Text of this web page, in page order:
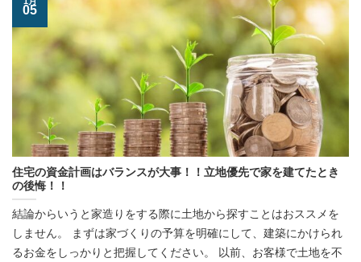
住宅の資金計画はバランスが大事！！立地優先で家を建てたとき
の後悔！！
結論からいうと家造りをする際に土地から探すことはおススメを
しません。 まずは家づくりの予算を明確にして、建築にかけられ
るお金をしっかりと把握してください。 以前、お客様で土地を不
05